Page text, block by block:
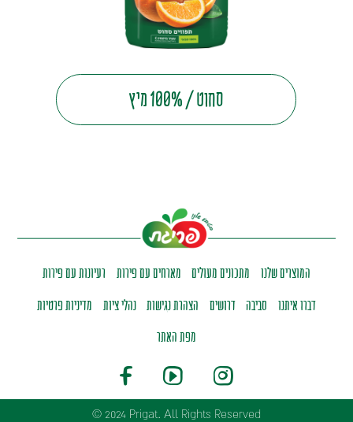
סחוט / 100% מיץ
המוצרים שלנו מתכונים מעולים מארחים עם פירות
רעיונות עם פירות
דברו איתנו
סביבה דרושים הצהרת נגישות נהלי ציות
מדיניות פרטיות
מפת האתר
© 2024 Prigat. All Rights Reserved